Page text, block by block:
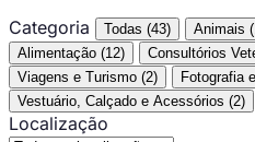
Categoria
Todas (43) Animais
Alimentação (12) Consultórios
Viagens e Turismo (2) Fotografia
Vestuário, Calçado e Acessórios (2)
Localização